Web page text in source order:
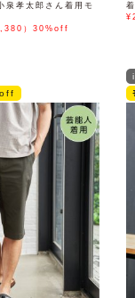
泉孝太郎さん着用モ
）30%off